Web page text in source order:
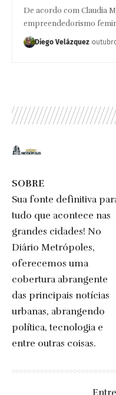
De acordo com Claudia
empreendedorismo
Diego Velázquez
SOBRE
Sua fonte definitiva
tudo que acontece nas
grandes cidades! No
Diário Metrópoles,
oferecemos uma
cobertura abrangente
das principais notícias
urbanas, abrangendo
política, tecnologia e
entre outras coisas.